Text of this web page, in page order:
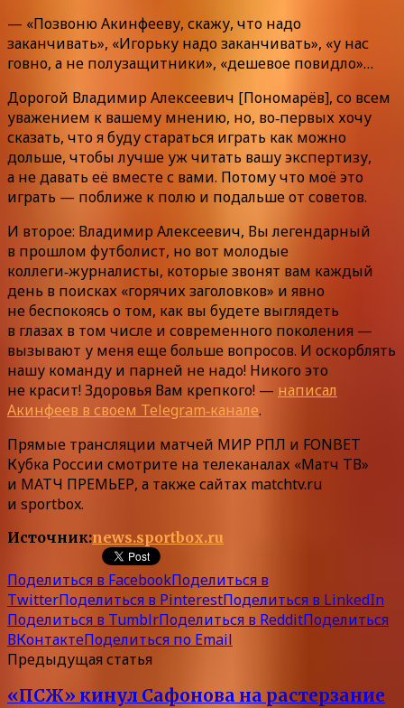
— «Позвоню Акинфееву, скажу, что надо
заканчивать», «Игорьку надо заканчивать», «у нас
говно, а не полузащитники», «дешевое повидло»…
Дорогой Владимир Алексеевич [Пономарёв], со всем
уважением к вашему мнению, но, во‑первых хочу
сказать, что я буду стараться играть как можно
дольше, чтобы лучше уж читать вашу экспертизу,
а не давать её вместе с вами. Потому что моё это
играть — поближе к полю и подальше от советов.
И второе: Владимир Алексеевич, Вы легендарный
в прошлом футболист, но вот молодые
коллеги‑журналисты, которые звонят вам каждый
день в поисках «горячих заголовков» и явно
не беспокоясь о том, как вы будете выглядеть
в глазах в том числе и современного поколения —
вызывают у меня еще больше вопросов. И оскорблять
нашу команду и парней не надо! Никого это
не красит! Здоровья Вам крепкого! — написал
Акинфеев в своем Telegram‑канале.
Прямые трансляции матчей МИР РПЛ и FONBET
Кубка России смотрите на телеканалах «Матч ТВ»
и МАТЧ ПРЕМЬЕР, а также сайтах matchtv.ru
и sportbox.
Источник:news.sportbox.ru
Поделиться в FacebookПоделиться в
TwitterПоделиться в PinterestПоделиться в LinkedIn
Поделиться в TumblrПоделиться в RedditПоделиться
ВКонтактеПоделиться по Email
Предыдущая статья
«ПСЖ» кинул Сафонова на растерзание